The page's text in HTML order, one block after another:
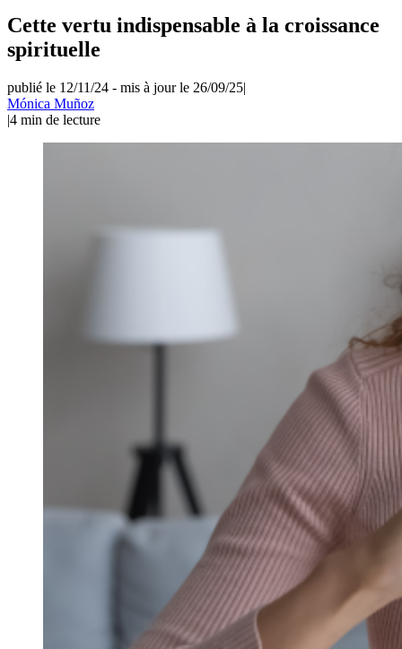
Cette vertu indispensable à la croissance
spirituelle
publié le 12/11/24 - mis à jour le 26/09/25|
Mónica Muñoz
|4 min de lecture